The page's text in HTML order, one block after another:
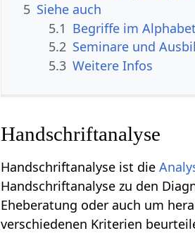
5 Siehe auch
5.1 Begriffe im
5.2 Seminare und
5.3 Weitere Infos
Handschriftanalyse
Handschriftanalyse ist die
Handschriftanalyse zu den
Eheberatung oder auch um
verschiedenen Kriterien